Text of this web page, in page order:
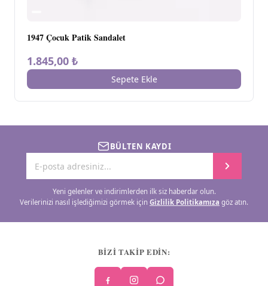
1947 Çocuk Patik Sandalet
1.845,00 ₺
Sepete Ekle
BÜLTEN KAYDI
Yeni gelenler ve indirimlerden ilk siz haberdar olun.
Verilerinizi nasıl işlediğimizi görmek için Gizlilik Politikamıza göz atın.
BİZİ TAKİP EDİN: